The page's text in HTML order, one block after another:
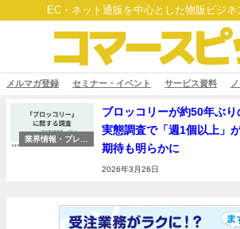
EC・ネット通販を中心とした物販ビジネ
メルマガ登録 セミナー・イベント サービス資料
業界情報・プレス
ブロッコリーが約50年ぶ
実態調査で「週1個以上」
期待も明らかに
2026年3月26日